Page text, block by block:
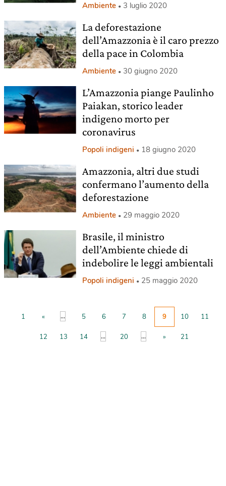
Ambiente 3 luglio 2020
La deforestazione
dell’Amazzonia è il caro prezzo
della pace in Colombia
Ambiente 30 giugno 2020
L’Amazzonia piange Paulinho
Paiakan, storico leader
indigeno morto per
coronavirus
Popoli indigeni 18 giugno 2020
Amazzonia, altri due studi
confermano l’aumento della
deforestazione
Ambiente 29 maggio 2020
Brasile, il ministro
dell’Ambiente chiede di
indebolire le leggi ambientali
Popoli indigeni 25 maggio 2020
1 « ... 5 6 7 8 9 10 11
12 13 14 ... 20 ... » 21